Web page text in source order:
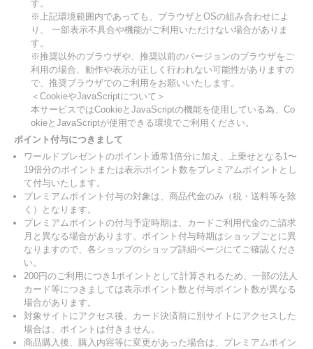
す。
※上記環境範囲内であっても、ブラウザとOSの組み合わせによ
り、 一部表示不具合や機能がご利用いただけない場合がありま
す。
※推奨以外のブラウザや、推奨以前のバージョンのブラウザをご
利用の場合、動作や表示が正しく行われない可能性がありますの
で、推奨ブラウザでのご利用をお願いいたします。
＜CookieやJavaScriptについて＞
本サービスではCookieとJavaScriptの機能を使用している為、Co
okieとJavaScriptが使用できる環境でご利用ください。
ポイント付与につきまして
ワールドプレゼントのポイント通常1倍分に加え、上乗せとなる1〜
19倍分のポイントまたは表示ポイント数をプレミアムポイントとし
て付与いたします。
プレミアムポイント付与の対象は、商品代金のみ（税・送料等を除
く）となります。
プレミアムポイントの付与予定時期は、カードご利用代金のご請求
月と異なる場合があります。ポイント付与時期はショップごとに異
なりますので、各ショップのショップ詳細ページにてご確認くださ
い。
200円のご利用につき1ポイントとして計算されるため、一部の法人
カード等につきましては表示ポイント数と付与ポイント数が異なる
場合があります。
対象サイトにアクセス後、カード決済前に別サイトにアクセスした
場合は、ポイントは付きません。
商品購入後、購入内容等に変更があった場合は、プレミアムポイン